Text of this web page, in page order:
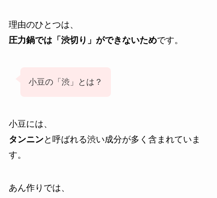
理由のひとつは、
圧力鍋では「渋切り」ができないためです。
小豆の「渋」とは？
小豆には、
タンニンと呼ばれる渋い成分が多く含まれていま
す。
あん作りでは、